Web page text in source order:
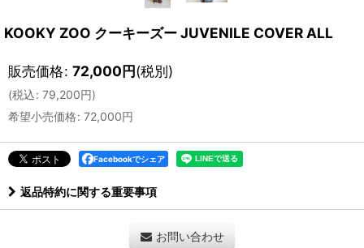
KOOKY ZOO クーキーズー JUVENILE COVER ALL
販売価格: 72,000円(税別)
(税込: 79,200円)
希望小売価格: 72,000円
Facebookでシェア
返品特約に関する重要事項
お問い合わせ